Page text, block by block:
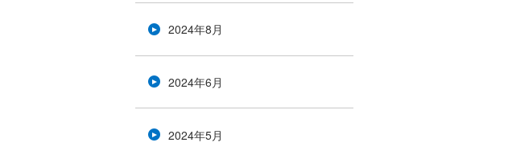
2024年8月
2024年6月
2024年5月